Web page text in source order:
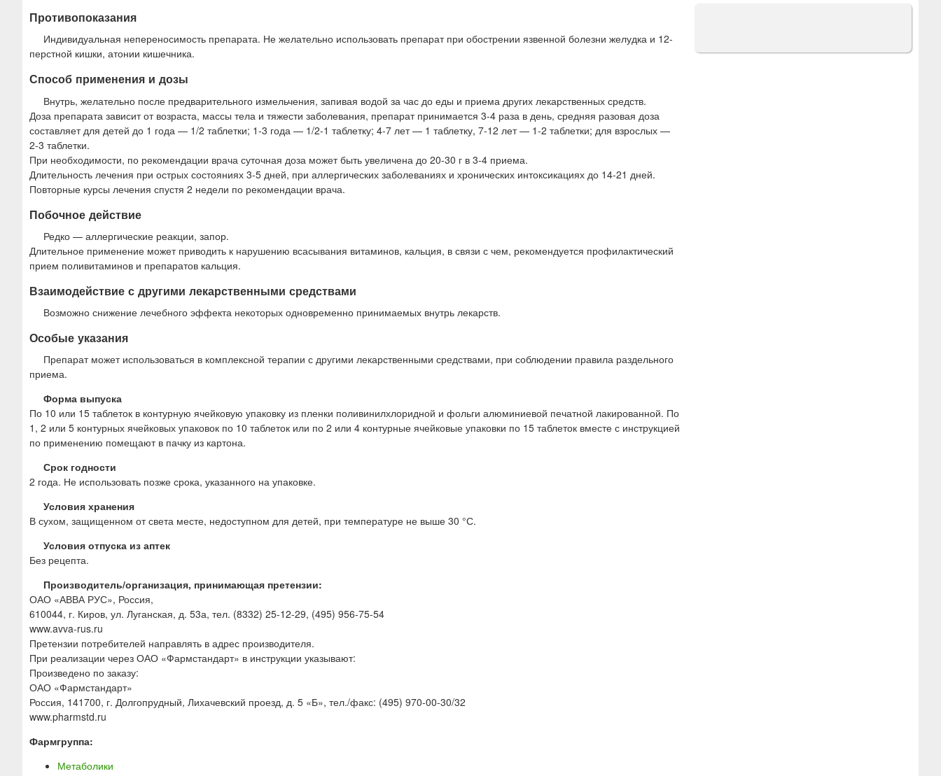
Противопоказания
Индивидуальная непереносимость препарата. Не желательно использовать препарат при обострении язвенной болезни желудка и 12-
перстной кишки, атонии кишечника.
Способ применения и дозы
Внутрь, желательно после предварительного измельчения, запивая водой за час до еды и приема других лекарственных средств.
Доза препарата зависит от возраста, массы тела и тяжести заболевания, препарат принимается 3-4 раза в день, средняя разовая доза
составляет для детей до 1 года — 1/2 таблетки; 1-3 года — 1/2-1 таблетку; 4-7 лет — 1 таблетку, 7-12 лет — 1-2 таблетки; для взрослых —
2-3 таблетки.
При необходимости, по рекомендации врача суточная доза может быть увеличена до 20-30 г в 3-4 приема.
Длительность лечения при острых состояниях 3-5 дней, при аллергических заболеваниях и хронических интоксикациях до 14-21 дней.
Повторные курсы лечения спустя 2 недели по рекомендации врача.
Побочное действие
Редко — аллергические реакции, запор.
Длительное применение может приводить к нарушению всасывания витаминов, кальция, в связи с чем, рекомендуется профилактический
прием поливитаминов и препаратов кальция.
Взаимодействие с другими лекарственными средствами
Возможно снижение лечебного эффекта некоторых одновременно принимаемых внутрь лекарств.
Особые указания
Препарат может использоваться в комплексной терапии с другими лекарственными средствами, при соблюдении правила раздельного
приема.
Форма выпуска
По 10 или 15 таблеток в контурную ячейковую упаковку из пленки поливинилхлоридной и фольги алюминиевой печатной лакированной. По
1, 2 или 5 контурных ячейковых упаковок по 10 таблеток или по 2 или 4 контурные ячейковые упаковки по 15 таблеток вместе с инструкцией
по применению помещают в пачку из картона.
Срок годности
2 года. Не использовать позже срока, указанного на упаковке.
Условия хранения
В сухом, защищенном от света месте, недоступном для детей, при температуре не выше 30 °С.
Условия отпуска из аптек
Без рецепта.
Производитель/организация, принимающая претензии:
ОАО «АВВА РУС», Россия,
610044, г. Киров, ул. Луганская, д. 53а, тел. (8332) 25-12-29, (495) 956-75-54
www.avva-rus.ru
Претензии потребителей направлять в адрес производителя.
При реализации через ОАО «Фармстандарт» в инструкции указывают:
Произведено по заказу:
ОАО «Фармстандарт»
Россия, 141700, г. Долгопрудный, Лихачевский проезд, д. 5 «Б», тел./факс: (495) 970-00-30/32
www.pharmstd.ru
Фармгруппа:
Метаболики